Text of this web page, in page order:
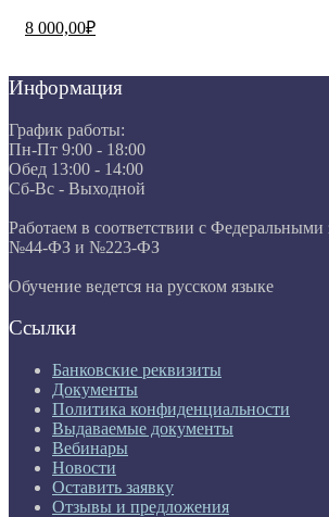
8 000,00₽
Информация
График работы:
Пн-Пт 9:00 - 18:00
Обед 13:00 - 14:00
Сб-Вс - Выходной
Работаем в соответствии с Федеральными
№44-ФЗ и №223-ФЗ
Обучение ведется на русском языке
Ссылки
Банковские реквизиты
Документы
Политика конфиденциальности
Выдаваемые документы
Вебинары
Новости
Оставить заявку
Отзывы и предложения